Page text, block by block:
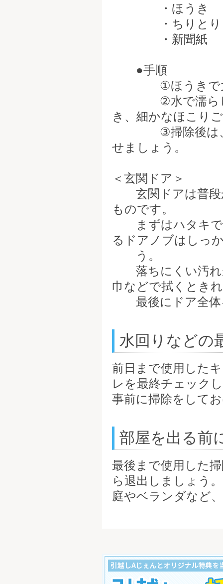
・ほうき
・ちりとり
・新聞紙
●手順
①ほうきで大き
②水で濡らした
き、細かなほこり
③掃除後は、風
せましょう。
＜玄関ドア＞
玄関ドアは普段
ものです。
まずはハタキで
るドアノブはしっ
う。
落ちにくい汚れ
巾などで拭くとき
最後にドア全体
水回りなどの
前日まで使用した
レを最終チェック
事前に掃除をして
部屋を出る前
最後まで使用した
ら退出しましょう。
庭やベランダなど